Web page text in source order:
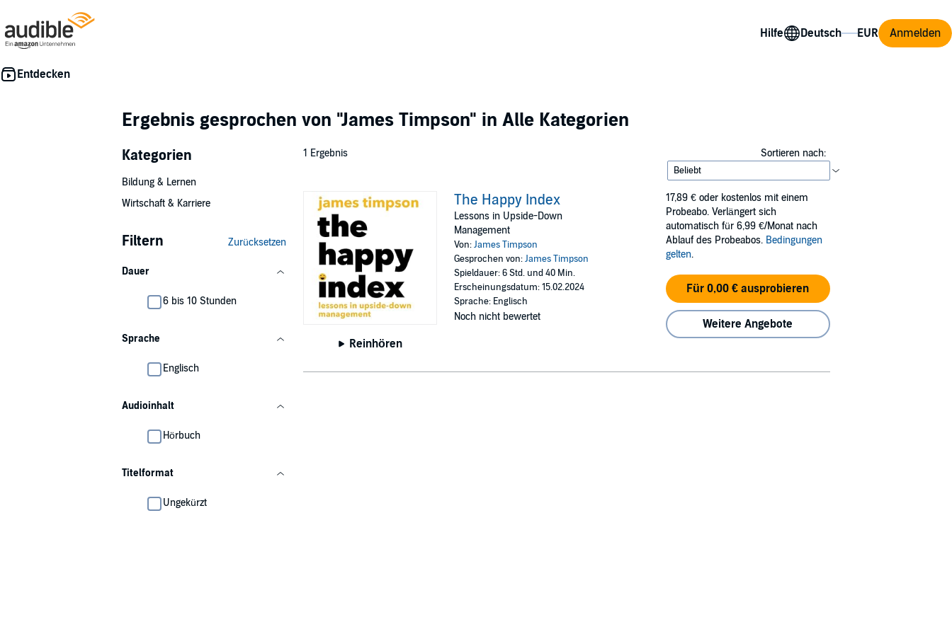
Hilfe Anmelden
Ergebnis gesprochen von "James Timpson" in Alle Kategorien
Kategorien
Bildung & Lernen
Wirtschaft & Karriere
Filtern Zurücksetzen
Dauer
6 bis 10 Stunden
Sprache
Englisch
Audioinhalt
Hörbuch
Titelformat
Ungekürzt
1 Ergebnis Sortieren nach:
Reinhören
The Happy Index
Lessons in Upside-Down
Management
Von:James Timpson
Gesprochen von:James Timpson
Spieldauer: 6 Std. und 40 Min.
Erscheinungsdatum: 15.02.2024
Sprache: Englisch
Noch nicht bewertet
17,89 € oder kostenlos mit einem
Probeabo. Verlängert sich
automatisch für 6,99 €/Monat nach
Ablauf des Probeabos. Bedingungen
gelten.
Für 0,00 € ausprobieren
Weitere Angebote